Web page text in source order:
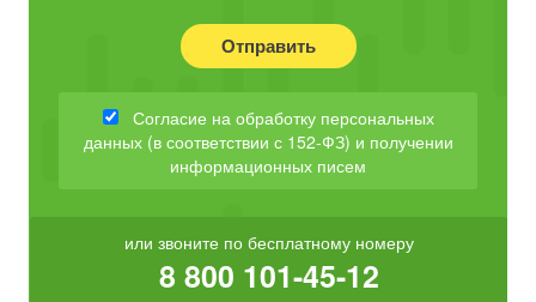
Отправить
Согласие на обработку персональных
данных (в соответствии с 152-ФЗ) и получении
информационных писем
или звоните по бесплатному номеру
8 800 101-45-12